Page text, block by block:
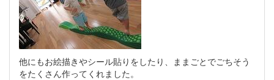
他にもお絵描きやシール貼りをしたり、ままごとでごちそう
をたくさん作ってくれました。